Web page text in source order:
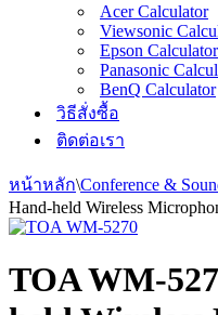
Acer Calculator
Viewsonic
Epson Calculator
Panasonic
BenQ Calculator
วิธีสั่งซื้อ
ติดต่อเรา
หน้าหลัก\Conference &
Hand-held Wireless
TOA WM-